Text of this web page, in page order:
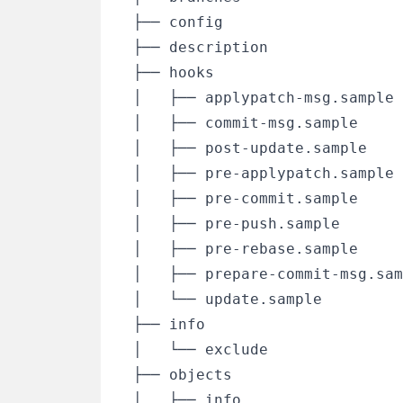
  ├── config
  ├── description
  ├── hooks
  │   ├── applypatch-msg.sample
  │   ├── commit-msg.sample
  │   ├── post-update.sample
  │   ├── pre-applypatch.sample
  │   ├── pre-commit.sample
  │   ├── pre-push.sample
  │   ├── pre-rebase.sample
│   ├── prepare-commit-
  │   └── update.sample
  ├── info
  │   └── exclude
  ├── objects